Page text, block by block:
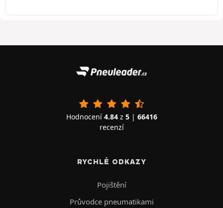
Hodnocení 4.84z 5| 66416
recenzí
RYCHLÉ ODKAZY
Pojištění
Průvodce pneumatikami